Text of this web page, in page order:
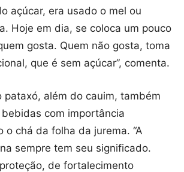
açúcar, era usado o mel ou
Hoje em dia, se coloca um pouco
gosta. Quem não gosta, toma
que é sem açúcar”, comenta.
pataxó, além do cauim, também
com importância
o chá da folha da jurema. “A
sempre tem seu significado.
de fortalecimento